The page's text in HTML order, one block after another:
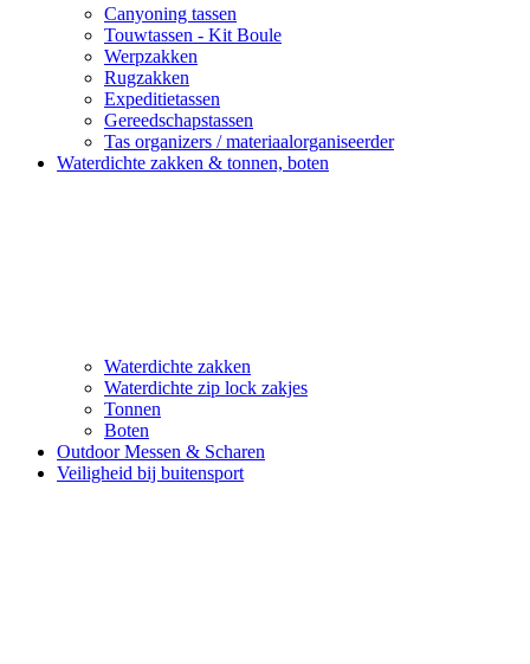
Canyoning tassen
Touwtassen - Kit Boule
Werpzakken
Rugzakken
Expeditietassen
Gereedschapstassen
Tas organizers / materiaalorganiseerder
Waterdichte zakken & tonnen, boten
Waterdichte zakken
Waterdichte zip lock zakjes
Tonnen
Boten
Outdoor Messen & Scharen
Veiligheid bij buitensport